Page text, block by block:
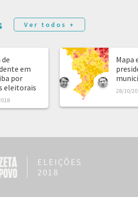
Ver todos +
de
em
por
eleitorais
Mapa
28/10/
ELEIÇÕES
2018